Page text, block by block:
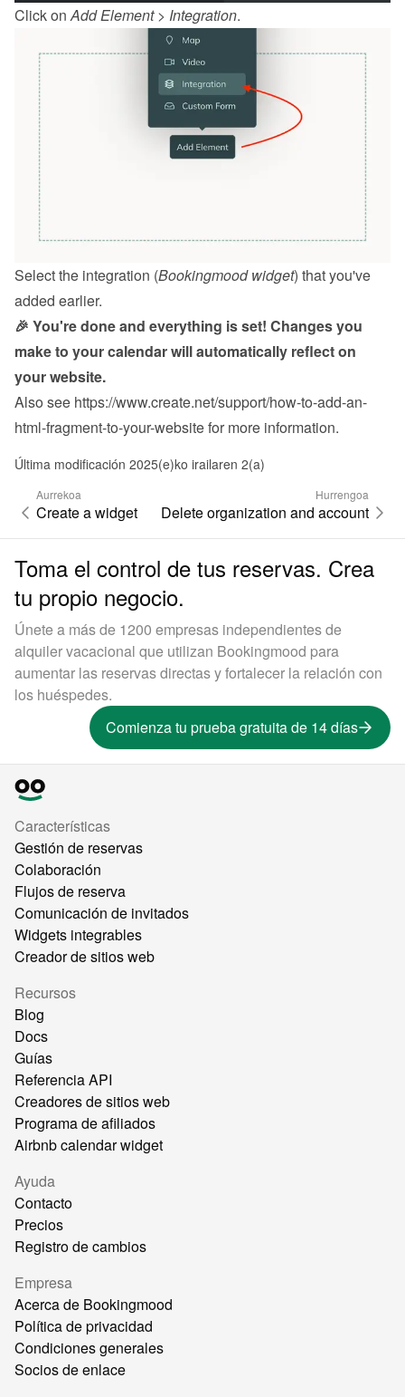
Click on Add Element > Integration.
Select the integration (Bookingmood widget) that you've
added earlier.
🎉 You're done and everything is set! Changes you
make to your calendar will automatically reflect on
your website.
Also see https://www.create.net/support/how-to-add-an-
html-fragment-to-your-website for more information.
Última modificación 2025(e)ko irailaren 2(a)
Aurrekoa
Create a widget
Hurrengoa
Delete organization and account
Toma el control de tus reservas. Crea
tu propio negocio.
Únete a más de 1200 empresas independientes de
alquiler vacacional que utilizan Bookingmood para
aumentar las reservas directas y fortalecer la relación con
los huéspedes.
Comienza tu prueba gratuita de 14 días
Características
Gestión de reservas
Colaboración
Flujos de reserva
Comunicación de invitados
Widgets integrables
Creador de sitios web
Recursos
Blog
Docs
Guías
Referencia API
Creadores de sitios web
Programa de afiliados
Airbnb calendar widget
Ayuda
Contacto
Precios
Registro de cambios
Empresa
Acerca de Bookingmood
Política de privacidad
Condiciones generales
Socios de enlace